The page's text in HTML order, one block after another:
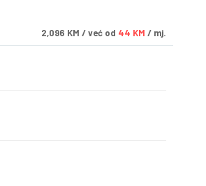
2,096 KM / već od 44 KM / mj.